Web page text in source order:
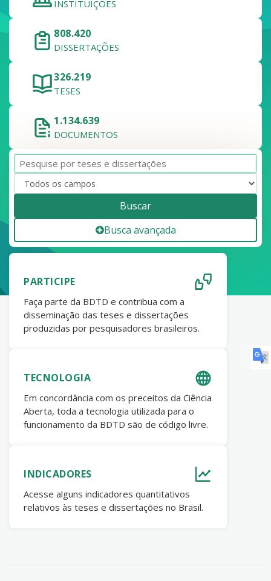
INSTITUIÇÕES
808.420
DISSERTAÇÕES
326.219
TESES
1.134.639
DOCUMENTOS
Buscar
Busca avançada
PARTICIPE
Faça parte da BDTD e contribua com a
disseminação das teses e dissertações
produzidas por pesquisadores brasileiros.
TECNOLOGIA
Em concordância com os preceitos da Ciência
Aberta, toda a tecnologia utilizada para o
funcionamento da BDTD são de código livre.
INDICADORES
Acesse alguns indicadores quantitativos
relativos às teses e dissertações no Brasil.